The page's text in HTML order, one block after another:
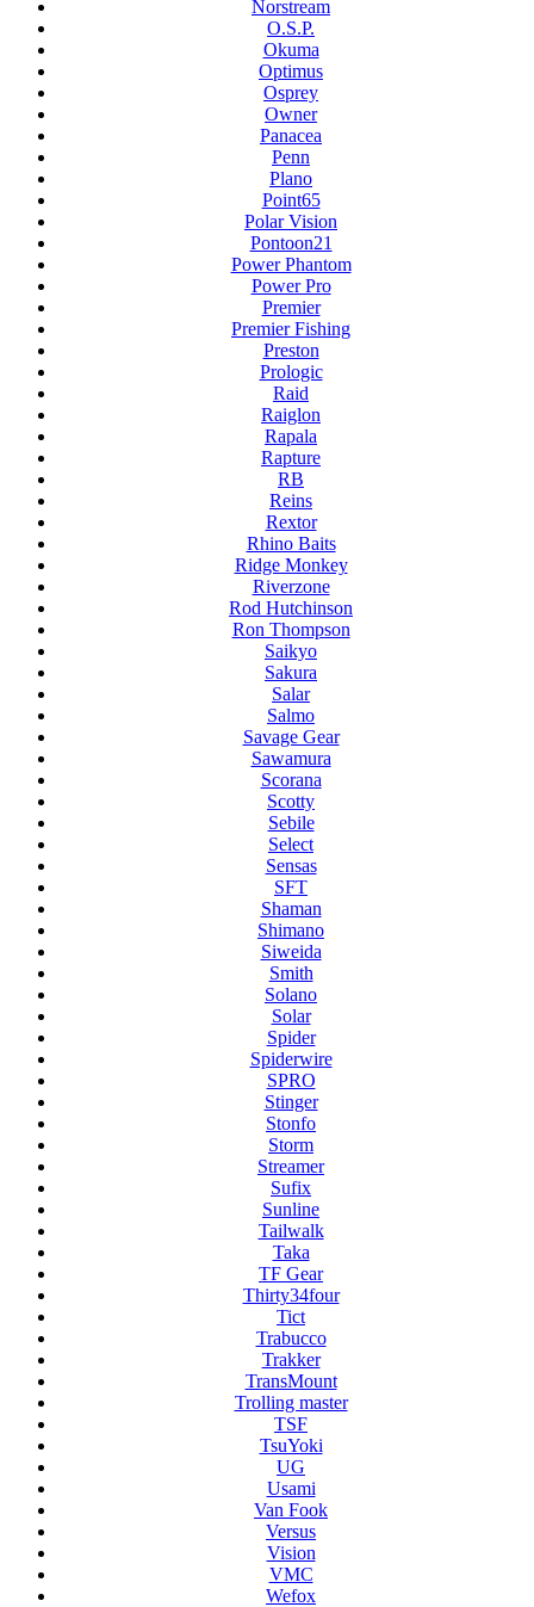
Norstream
O.S.P.
Okuma
Optimus
Osprey
Owner
Panacea
Penn
Plano
Point65
Polar Vision
Pontoon21
Power Phantom
Power Pro
Premier
Premier Fishing
Preston
Prologic
Raid
Raiglon
Rapala
Rapture
RB
Reins
Rextor
Rhino Baits
Ridge Monkey
Riverzone
Rod Hutchinson
Ron Thompson
Saikyo
Sakura
Salar
Salmo
Savage Gear
Sawamura
Scorana
Scotty
Sebile
Select
Sensas
SFT
Shaman
Shimano
Siweida
Smith
Solano
Solar
Spider
Spiderwire
SPRO
Stinger
Stonfo
Storm
Streamer
Sufix
Sunline
Tailwalk
Taka
TF Gear
Thirty34four
Tict
Trabucco
Trakker
TransMount
Trolling master
TSF
TsuYoki
UG
Usami
Van Fook
Versus
Vision
VMC
Wefox